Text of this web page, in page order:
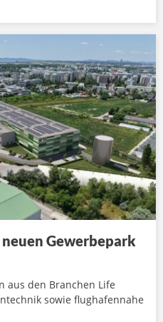
Gewerbepark
aus den Branchen Life
sowie flughafennahe